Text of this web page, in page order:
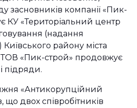
засновників компанії «Пик-
КУ «Територіальний центр
(надання
району міста
«Пик-строй» продовжує
підряди.
«Антикорупційний
що двох співробітників